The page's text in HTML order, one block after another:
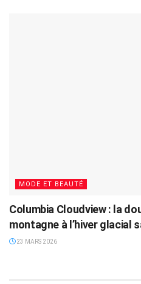
MODE ET BEAUTÉ
Columbia Cloudview : la
montagne à l’hiver glacial
23 MARS 2026